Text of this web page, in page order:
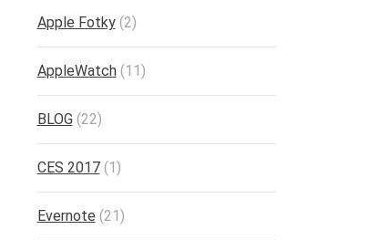
Apple Fotky(2)
AppleWatch(11)
BLOG(22)
CES 2017(1)
Evernote (21)